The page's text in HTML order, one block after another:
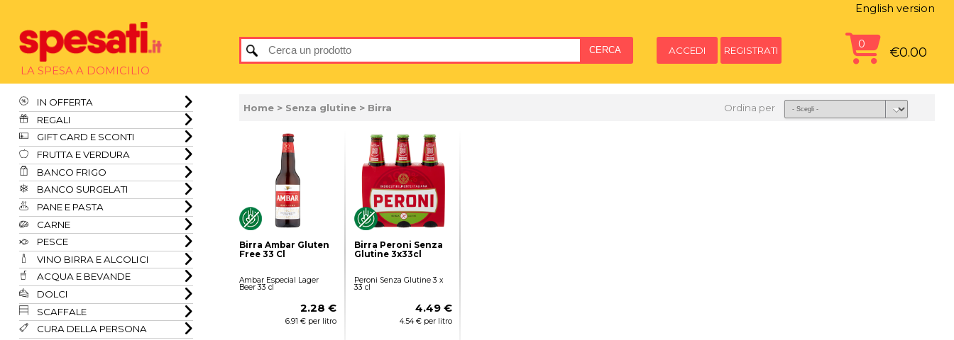
LA SPESA A DOMICILIO
English version
ACCEDI REGISTRATI
0
€0.00
IN OFFERTA
REGALI
GIFT CARD E SCONTI
FRUTTA E VERDURA
BANCO FRIGO
BANCO SURGELATI
PANE E PASTA
CARNE
PESCE
VINO BIRRA E ALCOLICI
ACQUA E BEVANDE
DOLCI
SCAFFALE
CURA DELLA PERSONA
Home > Senza glutine > Birra Ordina per
Birra Ambar Gluten
Free 33 Cl
Ambar Especial Lager
Beer 33 cl
2.28 €
6.91 € per litro
Birra Peroni Senza
Glutine 3x33cl
Peroni Senza Glutine 3 x
33 cl
4.49 €
4.54 € per litro